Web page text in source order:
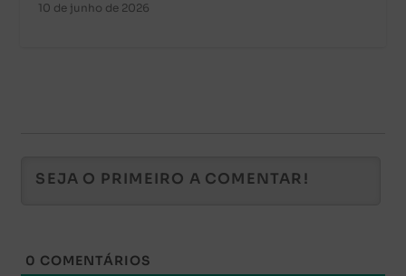
10 de junho de 2026
0 COMENTÁRIOS